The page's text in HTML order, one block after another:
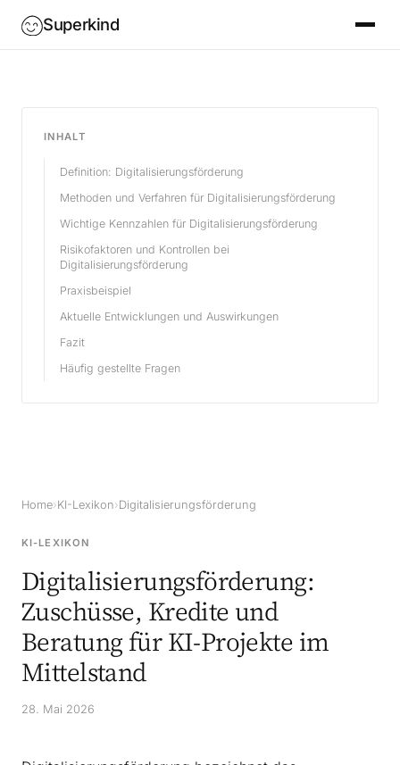
Superkind
INHALT
Definition: Digitalisierungsförderung
Methoden und Verfahren für Digitalisierungsförderung
Wichtige Kennzahlen für Digitalisierungsförderung
Risikofaktoren und Kontrollen bei
Digitalisierungsförderung
Praxisbeispiel
Aktuelle Entwicklungen und Auswirkungen
Fazit
Häufig gestellte Fragen
Home›KI-Lexikon›Digitalisierungsförderung
KI-LEXIKON
Digitalisierungsförderung:
Zuschüsse, Kredite und
Beratung für KI-Projekte im
Mittelstand
28. Mai 2026